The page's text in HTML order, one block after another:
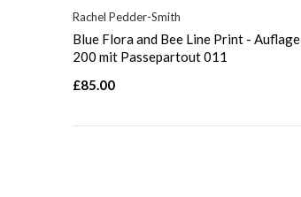
Rachel Pedder-Smith
Blue Flora and Bee Line Print - Auflage
200 mit Passepartout 011
£85.00